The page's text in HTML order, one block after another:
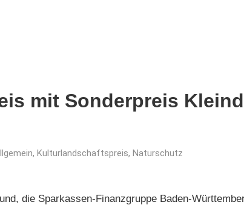
mit Sonderpreis
, Kulturlandschaftspreis, Naturschutz
die Sparkassen-Finanzgruppe Baden-